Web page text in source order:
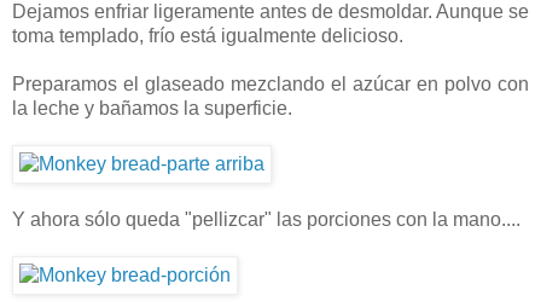
Dejamos enfriar ligeramente antes de desmoldar. Aunque se
toma templado, frío está igualmente delicioso.
Preparamos el glaseado mezclando el azúcar en polvo con
la leche y bañamos la superficie.
Y ahora sólo queda "pellizcar" las porciones con la mano....